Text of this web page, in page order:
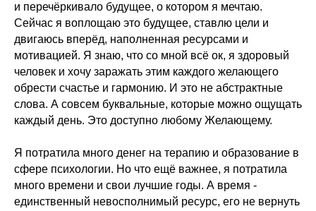
и перечёркивало будущее, о котором я мечтаю.
Сейчас я воплощаю это будущее, ставлю цели и
двигаюсь вперёд, наполненная ресурсами и
мотивацией. Я знаю, что со мной всё ок, я здоровый
человек и хочу заражать этим каждого желающего
обрести счастье и гармонию. И это не абстрактные
слова. А совсем буквальные, которые можно ощущать
каждый день. Это доступно любому Желающему.
Я потратила много денег на терапию и образование в
сфере психологии. Но что ещё важнее, я потратила
много времени и свои лучшие годы. А время -
единственный невосполнимый ресурс, его не вернуть